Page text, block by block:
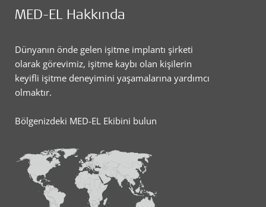
MED-EL Hakkında
Dünyanın önde gelen işitme implantı şirketi
olarak görevimiz, işitme kaybı olan kişilerin
keyifli işitme deneyimini yaşamalarına yardımcı
olmaktır.
Bölgenizdeki MED-EL Ekibini bulun